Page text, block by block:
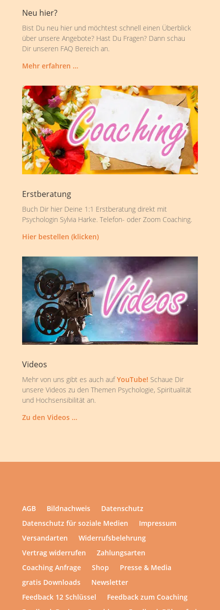
Neu hier?
Bist Du neu hier und möchtest schnell einen Überblick
über unsere Angebote? Hast Du Fragen? Dann schau
Dir unseren FAQ Bereich an.
Mehr erfahren …
Erstberatung
Buch Dir hier Deine 1:1 Erstberatung direkt mit
Psychologin Sylvia Harke. Telefon- oder Zoom Coaching.
Hier bestellen (klicken)
Videos
Mehr von uns gibt es auch aufYouTube! Schaue Dir
unsere Videos zu den Themen Psychologie, Spiritualität
und Hochsensibilität an.
Zu den Videos …
AGB Bildnachweis
Datenschutz
Datenschutz für soziale Medien
Impressum
Versandarten
Widerrufsbelehrung
Vertrag widerrufen
Zahlungsarten
Coaching Anfrage
Shop
Presse & Media
gratis Downloads
Newsletter
Feedback 12 Schlüssel
Feedback zum Coaching